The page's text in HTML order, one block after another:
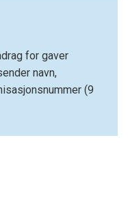
for gaver
navn,
(9